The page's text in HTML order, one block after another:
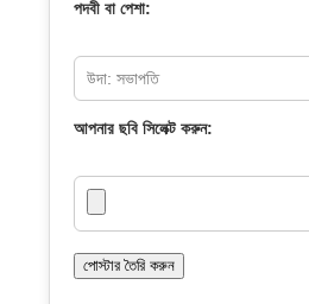
পদবী বা পেশা:
আপনার ছবি সিলেক্ট করুন:
পোস্টার তৈরি করুন